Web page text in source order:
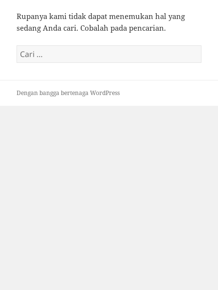
Rupanya kami tidak dapat menemukan hal yang
sedang Anda cari. Cobalah pada pencarian.
Cari
untuk:
Dengan bangga bertenaga WordPress